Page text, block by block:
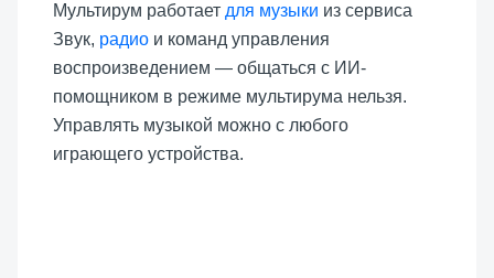
Мультирум работает для музыки из сервиса
Звук, радио и команд управления
воспроизведением — общаться с ИИ-
помощником в режиме мультирума нельзя.
Управлять музыкой можно с любого
играющего устройства.